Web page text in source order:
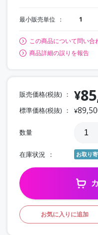
最小販売単位 1
この商品について問い合
商品詳細の誤りを報告
販売価格(税抜) ¥
標準価格(税抜) ¥
数量
在庫状況 お取り
お気に入りに追加